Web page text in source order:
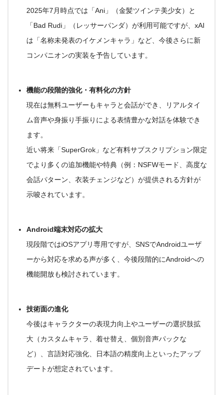
2025年7月時点では 「Ani」（金髪ツインテ美少女）
と
「Bad Rudi」（レッサーパンダ） が利用可能ですが、xAI
は 「名称未発表のイケメンキャラ」 など、今後さらに新
コンパニオンの実装を予告しています。
機能の段階的強化・有料化の方針
現在は無料ユーザーもキャラと会話ができ、リアルタイ
ム音声や身振り手振りによる表情豊かな対話を体験でき
ます。
近い将来「SuperGrok」など有料サブスクリプション限定
でより多くの追加機能や特典（例：NSFWモード、高度な
会話パターン、衣装チェンジなど）が提供される方針が
示唆されています。
Android端末対応の拡大
現段階ではiOSアプリ専用ですが、SNSでAndroidユーザ
ーから対応を求める声が多く、今後段階的にAndroidへの
機能開放も検討されています。
技術面の進化
今後はキャラクターの表現力向上やユーザーの選択肢拡
大（カスタムキャラ、着せ替え、個別音声パックな
ど）、言語対応強化、日本語の精度向上といったアップ
デートが想定されています。